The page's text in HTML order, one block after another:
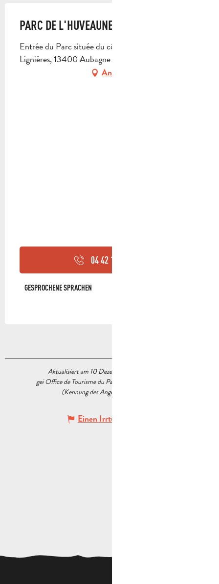
PARC DE L'HUVEAUNE
Entrée du Parc située du côté du ruisseau des
Lignières, 13400 Aubagne
Anfahrt
04 42 18 19
GESPROCHENE SPRACHEN
GESPROCHENE SPRACHEN
Aktualisiert am 10 Dezember 2025 Um 16:23
gei Office de Tourisme du Pays d’Aubagne et de l’Étoile
(Kennung des Angebots :
Einen Irrtum angeben